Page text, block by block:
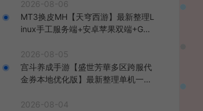
2026-08-06
MT3换皮MH【天穹西游】最新整理L
inux手工服务端+安卓苹果双端+GM
教程
2026-08-05
宫斗养成手游【盛世芳華多区跨服代
金券本地优化版】最新整理单机一键
后台+安卓+详细搭建教程
2026-08-04